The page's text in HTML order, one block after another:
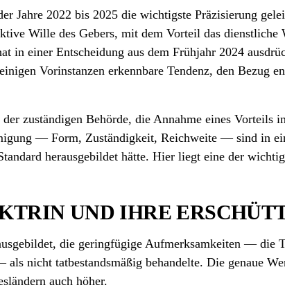
Jahre 2022 bis 2025 die wichtigste Präzisierung
Wille des Gebers, mit dem Vorteil das dienstliche
einer Entscheidung aus dem Frühjahr 2024
Vorinstanzen erkennbare Tendenz, den Bezug
zuständigen Behörde, die Annahme eines Vorteils
— Form, Zuständigkeit, Reichweite — sind in
herausgebildet hätte. Hier liegt eine der
UND IHRE
die geringfügige Aufmerksamkeiten — die
nicht tatbestands­mäßig behandelte. Die genaue
auch höher.